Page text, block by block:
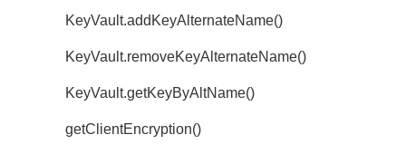
KeyVault.addKeyAlternateName()
KeyVault.removeKeyAlternateName()
KeyVault.getKeyByAltName()
getClientEncryption()